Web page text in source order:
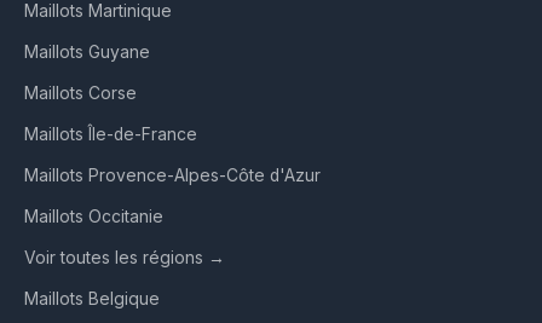
Maillots Martinique
Maillots Guyane
Maillots Corse
Maillots Île-de-France
Maillots Provence-Alpes-Côte d'Azur
Maillots Occitanie
Voir toutes les régions →
Maillots Belgique